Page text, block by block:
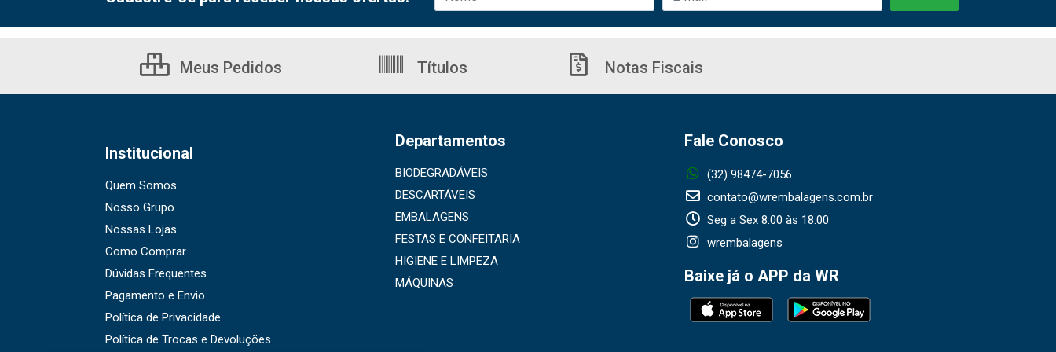
Meus Pedidos Títulos Notas Fiscais
Institucional
Quem Somos
Nosso Grupo
Nossas Lojas
Como Comprar
Dúvidas Frequentes
Pagamento e Envio
Política de Privacidade
Política de Trocas e Devoluções
Departamentos
BIODEGRADÁVEIS
DESCARTÁVEIS
EMBALAGENS
FESTAS E CONFEITARIA
HIGIENE E LIMPEZA
MÁQUINAS
Fale Conosco
(32) 98474-7056
contato@wrembalagens.com.br
Seg a Sex 8:00 às 18:00
wrembalagens
Baixe já o APP da WR